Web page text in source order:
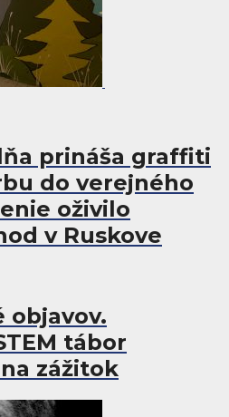
prináša graffiti
do verejného
oživilo
v Ruskove
objavov.
tábor
zážitok